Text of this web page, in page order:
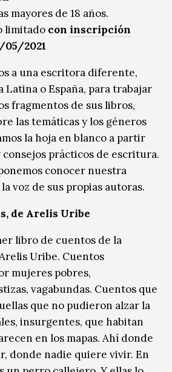
mayores de 18 años.
limitado con inscripción
05/2021
a una escritora diferente,
Latina o España, para trabajar
fragmentos de sus libros,
las temáticas y los géneros
la hoja en blanco a partir
prácticos de escritura.
conocer nuestra
voz de sus propias autoras.
de Arelis Uribe
libro de cuentos de la
Uribe. Cuentos
mujeres pobres,
vagabundas. Cuentos que
que no pudieron alzar la
insurgentes, que habitan
en los mapas. Ahí donde
donde nadie quiere vivir. En